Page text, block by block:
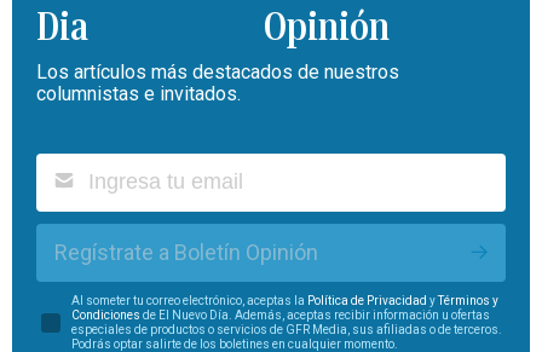
Opinión
Los artículos más destacados de nuestros
columnistas e invitados.
Regístrate a Boletín Opinión
Al someter tu correo electrónico, aceptas la Política de Privacidad yTérminos y
Condiciones de El Nuevo Día. Además, aceptas recibir información u ofertas
especiales de productos o servicios de GFR Media, sus afiliadas o de terceros.
Podrás optar salirte de los boletines en cualquier momento.